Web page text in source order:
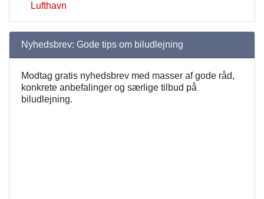
Lufthavn
Nyhedsbrev: Gode tips om biludlejning
Modtag gratis nyhedsbrev med masser af gode råd,
konkrete anbefalinger og særlige tilbud på
biludlejning.